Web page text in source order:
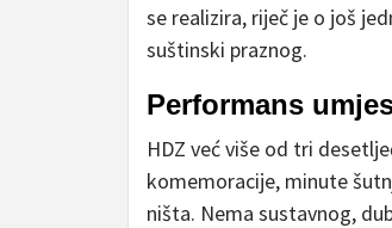
se realizira, riječ je o još
suštinski praznog.
Performans
HDZ već više od tri
komemoracije, minute
ništa. Nema sustavnog,